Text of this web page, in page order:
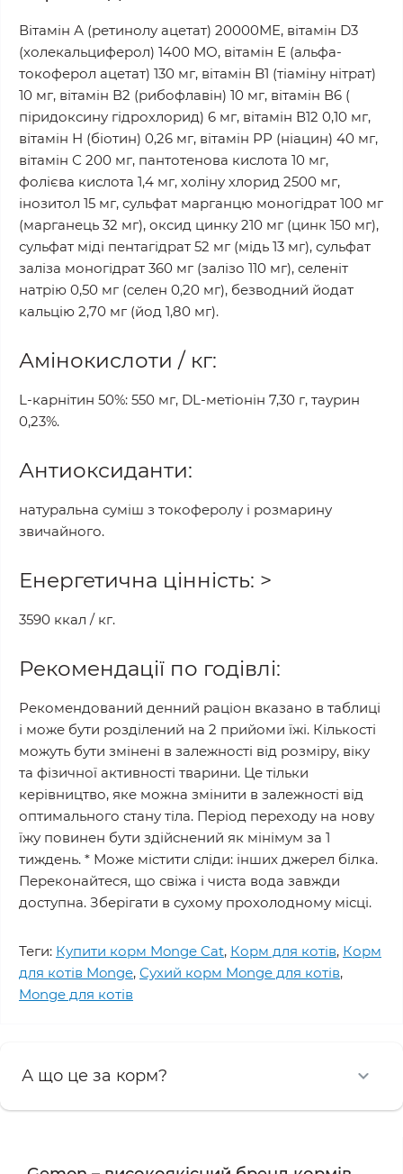
Вітамін А (ретинолу ацетат) 20000МЕ, вітамін D3
(холекальциферол) 1400 МО, вітамін Е (альфа-
токоферол ацетат) 130 мг, вітамін B1 (тіаміну нітрат)
10 мг, вітамін В2 (рибофлавін) 10 мг, вітамін В6 (
піридоксину гідрохлорид) 6 мг, вітамін В12 0,10 мг,
вітамін Н (біотин) 0,26 мг, вітамін РР (ніацин) 40 мг,
вітамін С 200 мг, пантотенова кислота 10 мг,
фолієва кислота 1,4 мг, холіну хлорид 2500 мг,
інозитол 15 мг, сульфат марганцю моногідрат 100 мг
(марганець 32 мг), оксид цинку 210 мг (цинк 150 мг),
сульфат міді пентагідрат 52 мг (мідь 13 мг), сульфат
заліза моногідрат 360 мг (залізо 110 мг), селеніт
натрію 0,50 мг (селен 0,20 мг), безводний йодат
кальцію 2,70 мг (йод 1,80 мг).
Амінокислоти / кг:
L-карнітин 50%: 550 мг, DL-метіонін 7,30 г, таурин
0,23%.
Антиоксиданти:
натуральна суміш з токоферолу і розмарину
звичайного.
Енергетична цінність: >
3590 ккал / кг.
Рекомендації по годівлі:
Рекомендований денний раціон вказано в таблиці
і може бути розділений на 2 прийоми їжі. Кількості
можуть бути змінені в залежності від розміру, віку
та фізичної активності тварини. Це тільки
керівництво, яке можна змінити в залежності від
оптимального стану тіла. Період переходу на нову
їжу повинен бути здійснений як мінімум за 1
тиждень. * Може містити сліди: інших джерел білка.
Переконайтеся, що свіжа і чиста вода завжди
доступна. Зберігати в сухому прохолодному місці.
Теги: Купити корм Monge Cat, Корм для котів, Корм
для котів Monge, Сухий корм Monge для котів,
Monge для котів
А що це за корм?